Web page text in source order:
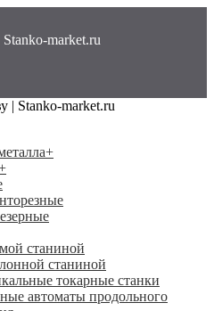
market.ru
+
станиной
станиной
токарные станки
автоматы продольного